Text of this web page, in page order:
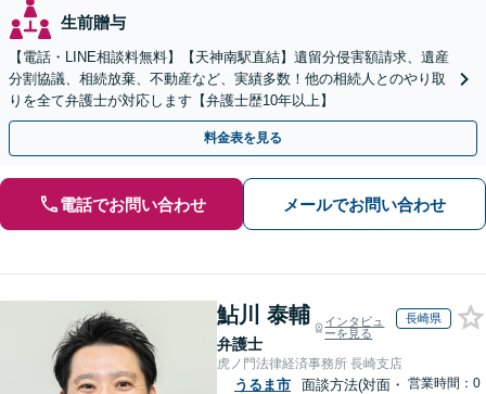
生前贈与
【電話・LINE相談料無料】【天神南駅直結】遺留分侵害額請求、遺産
分割協議、相続放棄、不動産など、実績多数！他の相続人とのやり取
りを全て弁護士が対応します【弁護士歴10年以上】
料金表を見る
電話でお問い合わせ メールでお問い合わせ
鮎川 泰輔
弁護士
インタビュ
ーを見る
長崎県
虎ノ門法律経済事務所 長崎支店
うるま市
面談方法(対面・ 営業時間：0